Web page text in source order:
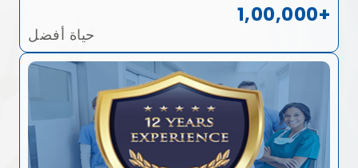
1,00,000+
حياة أفضل